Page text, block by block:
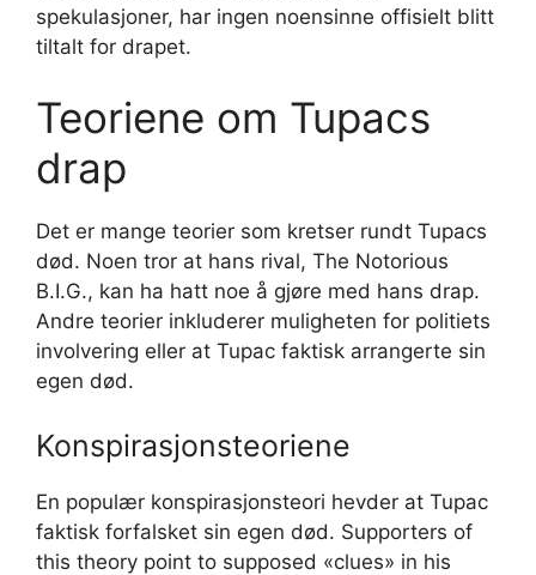
spekulasjoner, har ingen noensinne offisielt blitt
tiltalt for drapet.
Teoriene om Tupacs
drap
Det er mange teorier som kretser rundt Tupacs
død. Noen tror at hans rival, The Notorious
B.I.G., kan ha hatt noe å gjøre med hans drap.
Andre teorier inkluderer muligheten for politiets
involvering eller at Tupac faktisk arrangerte sin
egen død.
Konspirasjonsteoriene
En populær konspirasjonsteori hevder at Tupac
faktisk forfalsket sin egen død. Supporters of
this theory point to supposed «clues» in his